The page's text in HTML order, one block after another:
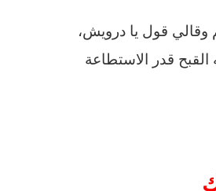
قول يا درويش،
القبح قدر الاستطاعة